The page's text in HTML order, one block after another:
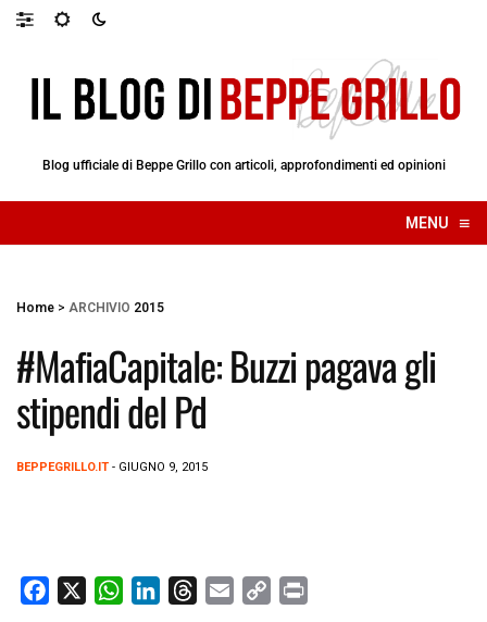
Blog ufficiale di Beppe Grillo con articoli, approfondimenti ed opinioni
MENU ≡
☰
Home > ARCHIVIO 2015
#MafiaCapitale: Buzzi pagava gli
stipendi del Pd
BEPPEGRILLO.IT - GIUGNO 9, 2015
W